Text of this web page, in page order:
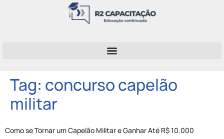
Tag: concurso capelão
militar
Como se Tornar um Capelão Militar e Ganhar Até R$ 10.000